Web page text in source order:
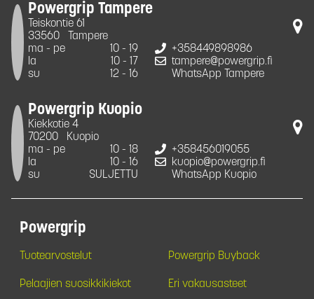
Powergrip Tampere
Teiskontie 61
33560
Tampere
ma - pe
10 - 19
la
10 - 17
su
12 - 16
+358449898986
tampere@powergrip.fi
WhatsApp Tampere
Powergrip Kuopio
Kiekkotie 4
70200
Kuopio
ma - pe
10 - 18
la
10 - 16
su
SULJETTU
+358456019055
kuopio@powergrip.fi
WhatsApp Kuopio
Powergrip
Tuotearvostelut Powergrip Buyback
Pelaajien suosikkikiekot Eri vakausasteet